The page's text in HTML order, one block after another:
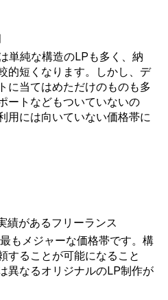
単純な構造のLPも多く、納
的短くなります。しかし、デ
に当てはめただけのものも多
ートなどもついていないの
用には向いていない価格帯に
績があるフリーランス
もメジャーな価格帯です。構
することが可能になること
異なるオリジナルのLP制作が